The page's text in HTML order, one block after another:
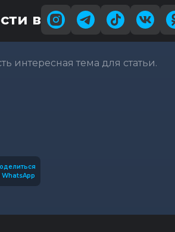
в
интересная тема для статьи.
WhatsApp